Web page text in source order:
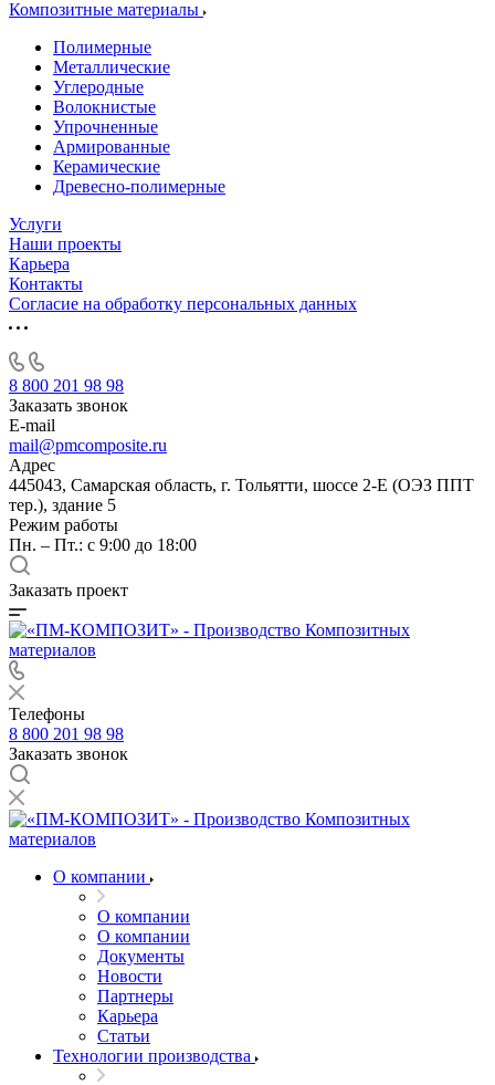
Композитные материалы
Полимерные
Металлические
Углеродные
Волокнистые
Упрочненные
Армированные
Керамические
Древесно-полимерные
Услуги
Наши проекты
Карьера
Контакты
Согласие на обработку персональных данных
8 800 201 98 98
Заказать звонок
E-mail
mail@pmcomposite.ru
Адрес
445043, Самарская область, г. Тольятти, шоссе 2-Е (ОЭЗ ППТ
тер.), здание 5
Режим работы
Пн. – Пт.: с 9:00 до 18:00
Заказать проект
Телефоны
8 800 201 98 98
Заказать звонок
О компании
О компании
О компании
Документы
Новости
Партнеры
Карьера
Статьи
Технологии производства